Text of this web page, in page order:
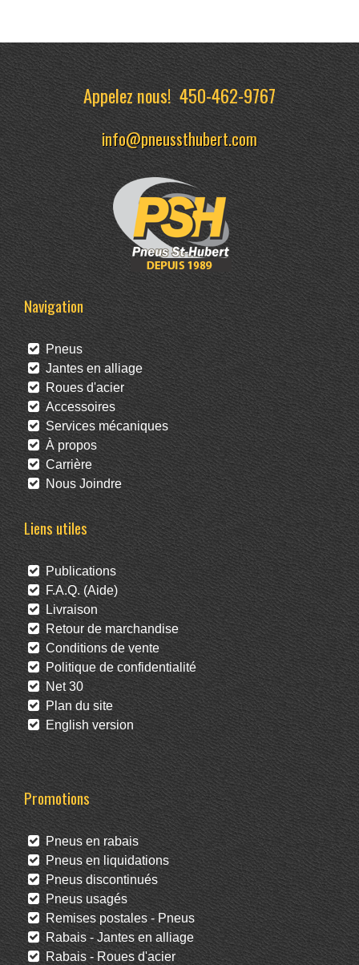
Appelez nous!450-462-9767
info@pneussthubert.com
Navigation
Pneus
Jantes en alliage
Roues d'acier
Accessoires
Services mécaniques
À propos
Carrière
Nous Joindre
Liens utiles
Publications
F.A.Q. (Aide)
Livraison
Retour de marchandise
Conditions de vente
Politique de confidentialité
Net 30
Plan du site
English version
Promotions
Pneus en rabais
Pneus en liquidations
Pneus discontinués
Pneus usagés
Remises postales - Pneus
Rabais - Jantes en alliage
Rabais - Roues d'acier